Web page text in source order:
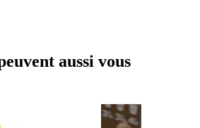
aussi vous